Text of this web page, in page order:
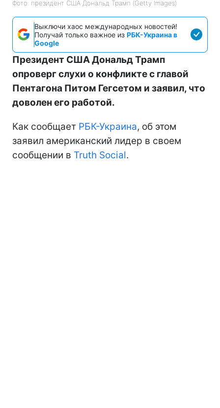
Фото: президент США Дональд Трамп (Getty Images)
Выключи хаос международных новостей!
Получай только важное из РБК-Украина в
Google
Президент США Дональд Трамп
опроверг слухи о конфликте с главой
Пентагона Питом Гегсетом и заявил, что
доволен его работой.
Как сообщает РБК-Украина, об этом
заявил американский лидер в своем
сообщении в Truth Social.